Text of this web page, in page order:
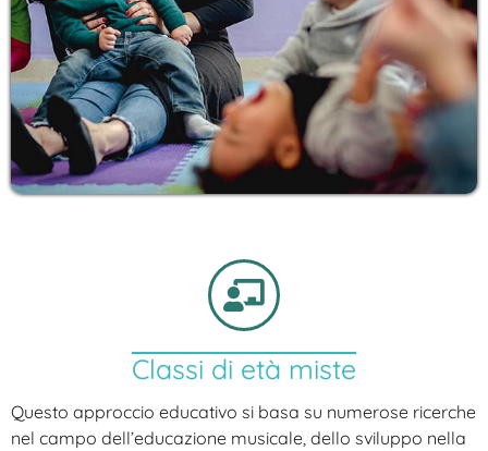
Classi di età miste
Questo approccio educativo si basa su numerose ricerche
nel campo dell’educazione musicale, dello sviluppo nella